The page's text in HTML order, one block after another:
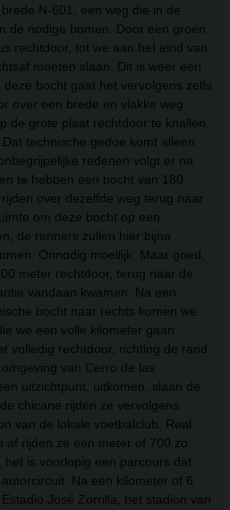
N-601, een weg die in de
de nodige bomen. Door een groen
rechtdoor, tot we aan het eind van
moeten slaan. Dit is weer een
bocht gaat het vervolgens zelfs
over een brede en vlakke weg.
de grote plaat rechtdoor te knallen,
technische gedoe komt alleen
redenen volgt er na
te hebben een bocht van 180
over dezelfde weg terug naar
om deze bocht op een
de renners zullen hier bijna
Onnodig moeilijk. Maar goed,
meter rechtdoor, terug naar de
vandaan kwamen. Na een
bocht naar rechts komen we
we een volle kilometer gaan
volledig rechtdoor, richting de rand
van Cerro de las
uitzichtpunt, uitkomen, slaan de
chicane rijden ze vervolgens
van de lokale voetbalclub, Real
af rijden ze een meter of 700 zo
het is voorlopig een parcours dat
Na een kilometer of 6
José Zorrilla, het stadion van